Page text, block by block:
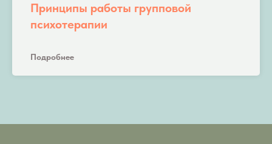
Принципы работы групповой
психотерапии
Подробнее